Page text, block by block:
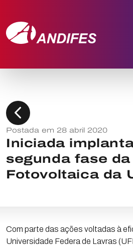
chevron_left
Postada em 28 abril 2020
Iniciada
segunda fase
Fotovoltaica da
Com parte das ações voltadas à
Universidade Federa de Lavras